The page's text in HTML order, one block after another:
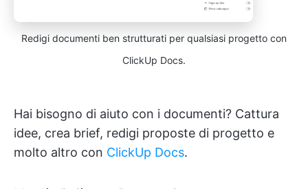
Redigi documenti ben strutturati per qualsiasi progetto con
ClickUp Docs.
Hai bisogno di aiuto con i documenti? Cattura
idee, crea brief, redigi proposte di progetto e
molto altro con ClickUp Docs.